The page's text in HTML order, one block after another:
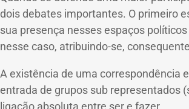
dois debates importantes. O primeiro
sua presença nesses espaços
nesse caso, atribuindo-se,
A existência de uma correspondência
entrada de grupos sub representados
ligação absoluta entre ser e fazer.